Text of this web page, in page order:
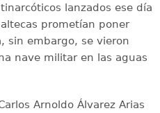
lanzados ese día
prometían poner
sin embargo, se vieron
nave militar en las aguas
Arnoldo Álvarez Arias